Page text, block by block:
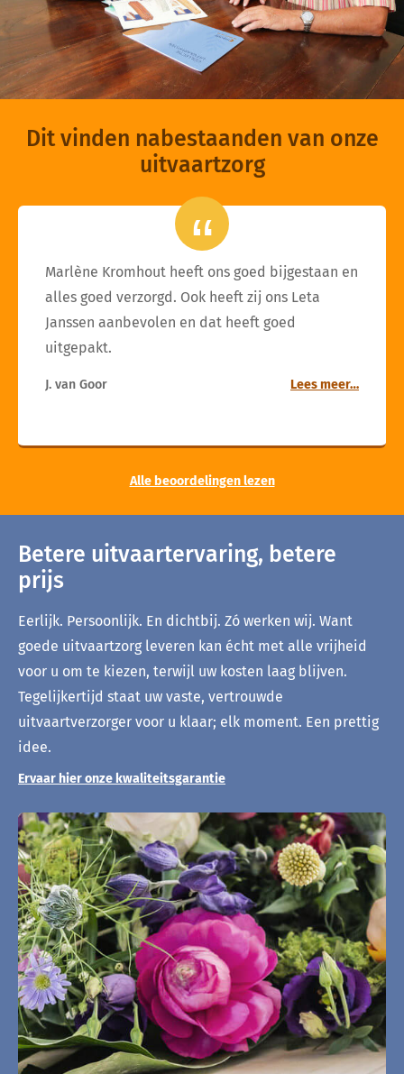
Dit vinden nabestaanden van onze
uitvaartzorg
Marlène Kromhout heeft ons goed bijgestaan en
alles goed verzorgd. Ook heeft zij ons Leta
Janssen aanbevolen en dat heeft goed
uitgepakt.
J. van Goor Lees meer…
Alle beoordelingen lezen
Betere uitvaartervaring, betere
prijs
Eerlijk. Persoonlijk. En dichtbij. Zó werken wij. Want
goede uitvaartzorg leveren kan écht met alle vrijheid
voor u om te kiezen, terwijl uw kosten laag blijven.
Tegelijkertijd staat uw vaste, vertrouwde
uitvaartverzorger voor u klaar; elk moment. Een prettig
idee.
Ervaar hier onze kwaliteitsgarantie